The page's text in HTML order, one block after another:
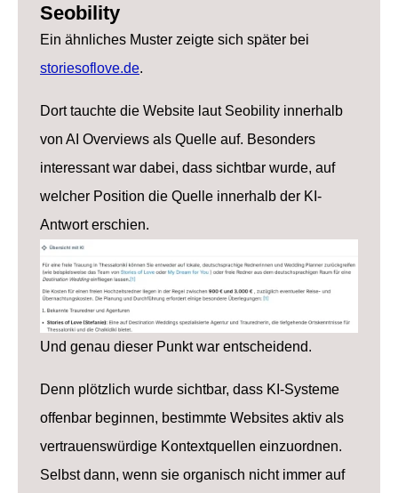
Seobility
Ein ähnliches Muster zeigte sich später bei
storiesoflove.de.
Dort tauchte die Website laut Seobility innerhalb
von AI Overviews als Quelle auf. Besonders
interessant war dabei, dass sichtbar wurde, auf
welcher Position die Quelle innerhalb der KI-
Antwort erschien.
Und genau dieser Punkt war entscheidend.
Denn plötzlich wurde sichtbar, dass KI-Systeme
offenbar beginnen, bestimmte Websites aktiv als
vertrauenswürdige Kontextquellen einzuordnen.
Selbst dann, wenn sie organisch nicht immer auf